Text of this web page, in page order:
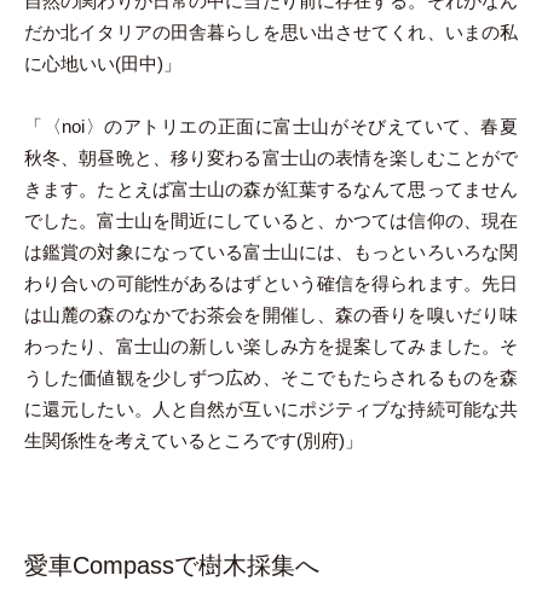
だか北イタリアの田舎暮らしを思い出させてくれ、いまの私
に心地いい(田中)」
「〈noi〉のアトリエの正面に富士山がそびえていて、春夏
秋冬、朝昼晩と、移り変わる富士山の表情を楽しむことがで
きます。たとえば富士山の森が紅葉するなんて思ってません
でした。富士山を間近にしていると、かつては信仰の、現在
は鑑賞の対象になっている富士山には、もっといろいろな関
わり合いの可能性があるはずという確信を得られます。先日
は山麓の森のなかでお茶会を開催し、森の香りを嗅いだり味
わったり、富士山の新しい楽しみ方を提案してみました。そ
うした価値観を少しずつ広め、そこでもたらされるものを森
に還元したい。人と自然が互いにポジティブな持続可能な共
生関係性を考えているところです(別府)」
愛車Compassで樹木採集へ